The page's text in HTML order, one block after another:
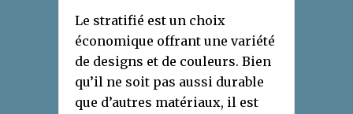
Le stratifié est un choix
économique offrant une variété
de designs et de couleurs. Bien
qu’il ne soit pas aussi durable
que d’autres matériaux, il est